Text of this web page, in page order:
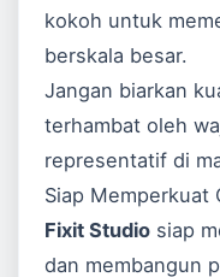
kokoh untuk
berskala besar.
Jangan biarkan
terhambat oleh
representatif di
Siap Memperkuat
Fixit Studio siap
dan membangun